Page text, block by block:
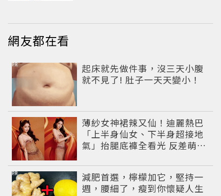
網友都在看
起床就先做件事，沒三天小腹
就不見了! 肚子一天天變小！
PR
薄紗女神裙辣又仙！迪麗熱巴
「上半身仙女、下半身超接地
氣」抬腿底褲全看光 反差萌穿
減肥首選，檸檬加它，堅持一
週，腰細了，瘦到你懷疑人生
PR